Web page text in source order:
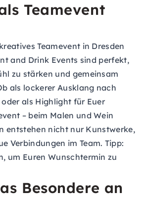
Teamevent
Teamevent in Dresden
and Drink Events sind perfekt,
zu stärken und gemeinsam
als lockerer Ausklang nach
als Highlight für Euer
– beim Malen und Wein
entstehen nicht nur Kunstwerke,
Verbindungen im Team. Tipp:
um Euren Wunschtermin zu
Besondere an